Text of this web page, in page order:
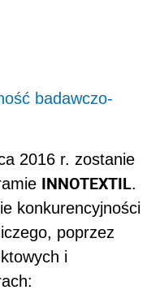
badawczo-
2016 r. zostanie
INNOTEXTIL.
konkurencyjności
poprzez
i